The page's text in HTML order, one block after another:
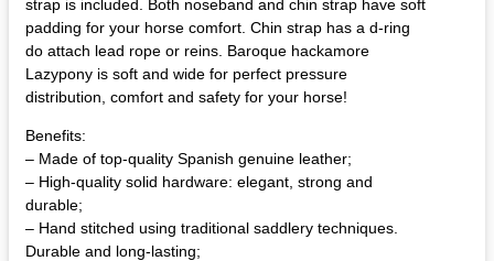
strap is included. Both noseband and chin strap have soft
padding for your horse comfort. Chin strap has a d-ring
do attach lead rope or reins. Baroque hackamore
Lazypony is soft and wide for perfect pressure
distribution, comfort and safety for your horse!
Benefits:
– Made of top-quality Spanish genuine leather;
– High-quality solid hardware: elegant, strong and
durable;
– Hand stitched using traditional saddlery techniques.
Durable and long-lasting;